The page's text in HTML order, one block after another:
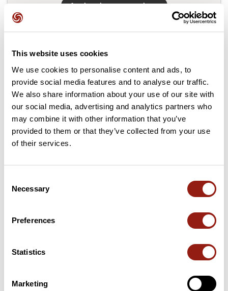
This website uses cookies
We use cookies to personalise content and ads, to
provide social media features and to analyse our traffic.
We also share information about your use of our site with
our social media, advertising and analytics partners who
may combine it with other information that you’ve
provided to them or that they’ve collected from your use
of their services.
Selection
Necessary
Preferences
Statistics
Marketing
Aggiungi una recensione
Passi lungo il percorso
13 km Col des Pierres de Faux 793 m
17 km Col de Sarrasset 825 m
20 km Col de la Fayolle 877 m
Scopri questo percorso in bicicletta di 61,5 km vicino a Privas.
Presenta una salita cumulativa di oltre 1070m. Prevedi circa 3